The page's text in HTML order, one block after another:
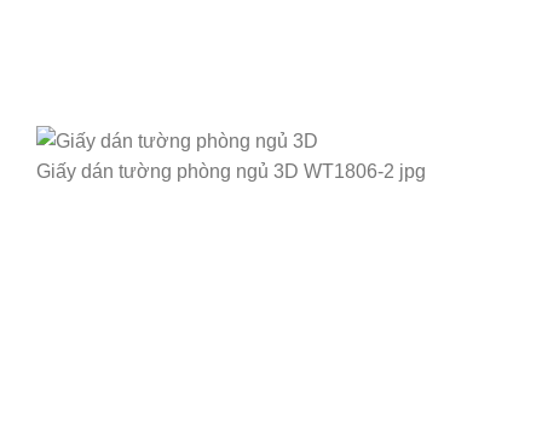
Giấy dán tường phòng ngủ 3D WT1806-2 jpg